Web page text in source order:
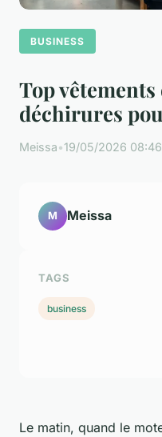
BUSINESS
Top
déchirures
Meissa•19/05/2026 08:46
Le matin, quand le
M Meissa
TAGS
business